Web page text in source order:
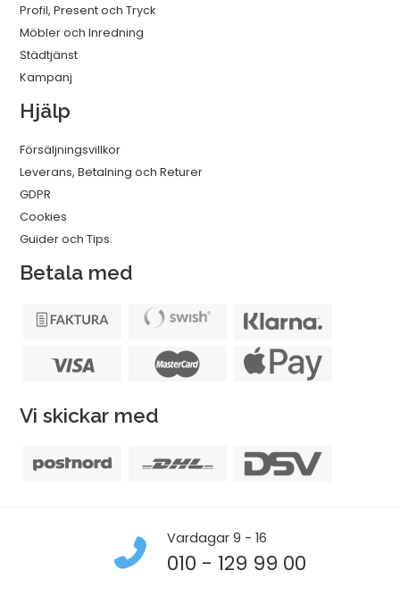
Profil, Present och Tryck
Möbler och Inredning
Städtjänst
Kampanj
Hjälp
Försäljningsvillkor
Leverans, Betalning och Returer
GDPR
Cookies
Guider och Tips
Betala med
Vi skickar med
Vardagar 9 - 16
010 - 129 99 00